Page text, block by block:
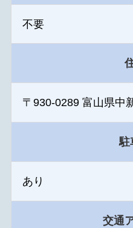
不要
〒930-0289 富山県中
駐
あり
交通